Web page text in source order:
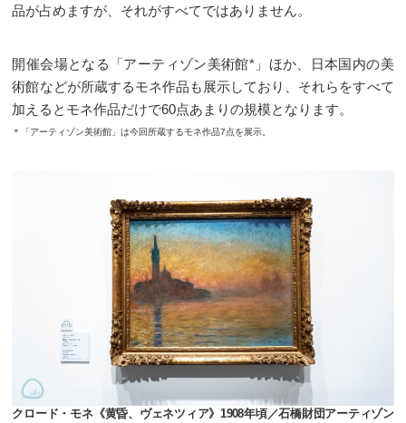
品が占めますが、それがすべてではありません。
開催会場となる「アーティゾン美術館*」ほか、日本国内の美
術館などが所蔵するモネ作品も展示しており、それらをすべて
加えるとモネ作品だけで60点あまりの規模となります。
＊「アーティゾン美術館」は今回所蔵するモネ作品7点を展示。
クロード・モネ《黄昏、ヴェネツィア》1908年頃／石橋財団アーティゾン